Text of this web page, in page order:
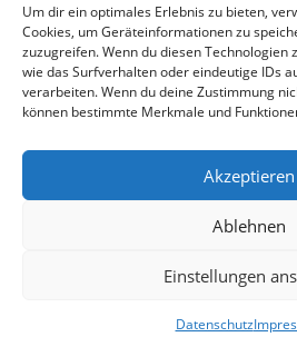
Um dir ein optimales Erlebnis zu bieten,
Cookies, um Geräteinformationen zu
zuzugreifen. Wenn du diesen Technologien
wie das Surfverhalten oder eindeutige IDs
verarbeiten. Wenn du deine Zustimmung
können bestimmte Merkmale und
Akzeptieren
Ablehnen
Einstellungen
Datenschutz
Recent Comments
Es sind keine Kommentare